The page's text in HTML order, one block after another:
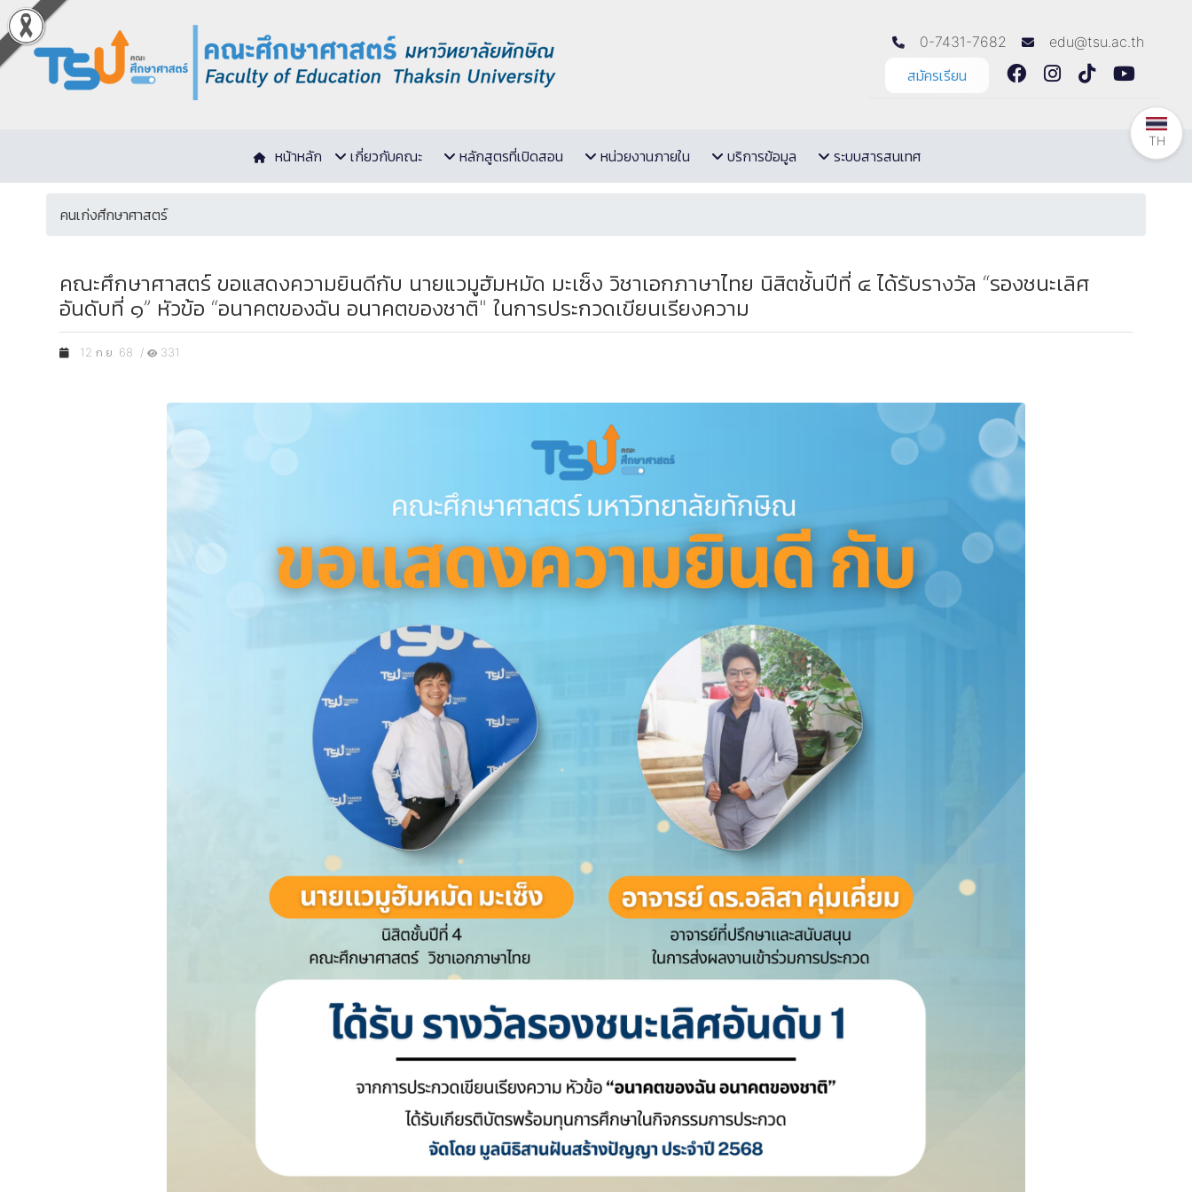
0-7431-7682
edu@tsu.ac.th
สมัครเรียน
หน้าหลัก เกี่ยวกับคณะ หลักสูตรที่เปิดสอน หน่วยงานภายใน บริการข้อมูล ระบบสารสนเทศ
คนเก่งศึกษาศาสตร์
คณะศึกษาศาสตร์ ขอแสดงความยินดีกับ นายแวมูฮัมหมัด มะเซ็ง วิชาเอกภาษาไทย นิสิตชั้นปีที่ ๔ ได้รับรางวัล “รองชนะเลิศ
อันดับที่ ๑” หัวข้อ “อนาคตของฉัน อนาคตของชาติ" ในการประกวดเขียนเรียงความ
12 ก.ย. 68 / 331
TH